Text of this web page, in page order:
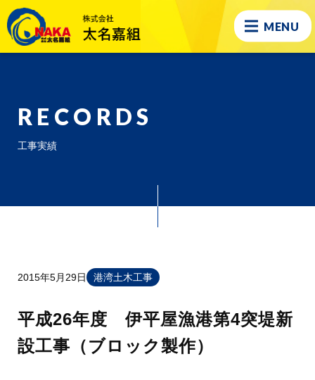
MENU
RECORDS
工事実績
2015年5月29日 港湾土木工事
平成26年度 伊平屋漁港第4突堤新
設工事（ブロック製作）